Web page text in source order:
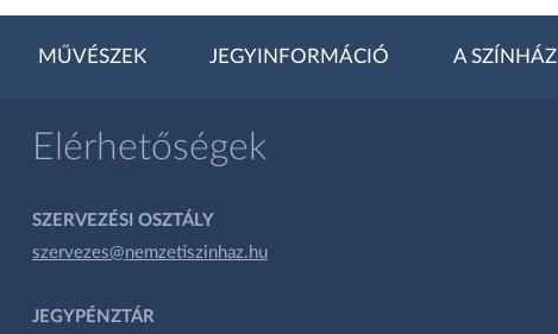
MŰVÉSZEK JEGYINFORMÁCIÓ A SZÍNHÁZ
Elérhetőségek
SZERVEZÉSI OSZTÁLY
szervezes@nemzetiszinhaz.hu
JEGYPÉNZTÁR